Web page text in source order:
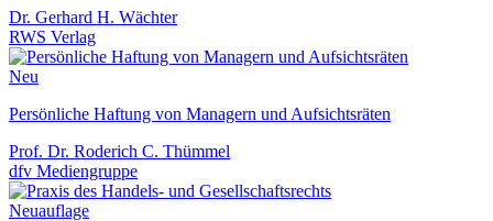
Dr. Gerhard H. Wächter
RWS Verlag
Neu
Persönliche Haftung von Managern und Aufsichtsräten
Prof. Dr. Roderich C. Thümmel
dfv Mediengruppe
Neuauflage